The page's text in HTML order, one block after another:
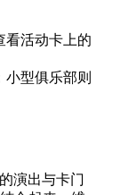
看活动卡上的
型俱乐部则
演出与卡门